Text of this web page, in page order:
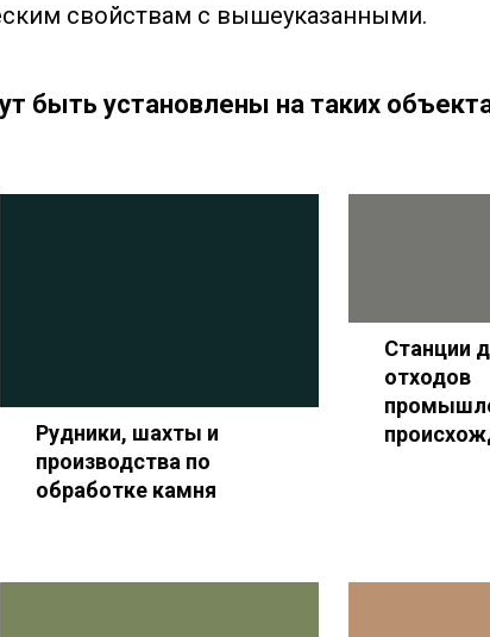
свойствам с вышеуказанными.
установлены на таких
Рудники, шахты и
производства по
обработке камня
Станции
отходов